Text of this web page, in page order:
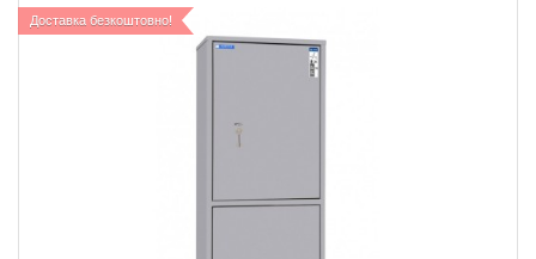
Доставка безкоштовно!